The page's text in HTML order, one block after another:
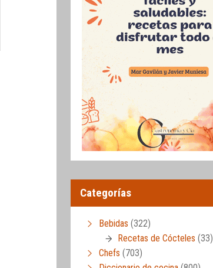
Categorías
Bebidas (322)
Recetas de Cócteles (33)
Chefs (703)